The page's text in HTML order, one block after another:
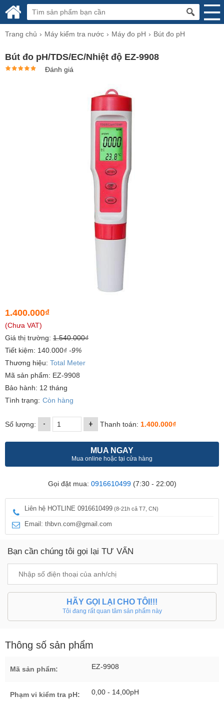
Trang chủ Máy kiểm tra nước Máy đo pH Bút đo pH
Bút đo pH/TDS/EC/Nhiệt độ EZ-9908
Đánh giá
1.400.000₫
(Chưa VAT)
Giá thị trường: 1.540.000₫
Tiết kiệm: 140.000₫ -9%
Thương hiệu: Total Meter
Mã sản phẩm: EZ-9908
Bảo hành: 12 tháng
Tình trạng: Còn hàng
Số lượng: - + Thanh toán: 1.400.000₫
MUA NGAY
Mua online hoặc tại cửa hàng
Gọi đặt mua: 0916610499(7:30 - 22:00)
Liên hệ HOTLINE 0916610499 (8-21h cả T7, CN)
Email: thbvn.com@gmail.com
Bạn cần chúng tôi gọi lại TƯ VẤN
HÃY GỌI LẠI CHO TÔI!!!
Tôi đang rất quan tâm sản phẩm này
Thông số sản phẩm
Mã sản phẩm: EZ-9908
Phạm vi kiểm tra pH: 0,00 - 14,00pH